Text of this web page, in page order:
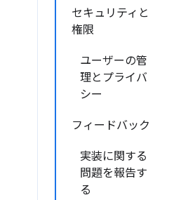
セキュリティと
権限
ユーザーの管
理とプライバ
シー
フィードバック
実装に関する
問題を報告す
る